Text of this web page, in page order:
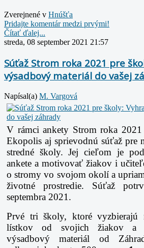
Zverejnené v Hnúšťa
Pridajte komentár medzi prvými!
Čítať ďalej...
streda, 08 september 2021 21:57
Súťaž Strom roka 2021 pre
výsadbový materiál do vašej
Napísal(a) M. Vargová
V rámci ankety Strom roka 2021
Ekopolis aj sprievodnú súťaž pre
stredné školy. Jej cieľom je
ankete a motivovať žiakov i
o stromy vo svojom okolí a
životné prostredie. Súťaž
septembra 2021.
Prvé tri školy, ktoré vyzbierajú
lístkov od svojich žiakov a
výsadbový materiál od